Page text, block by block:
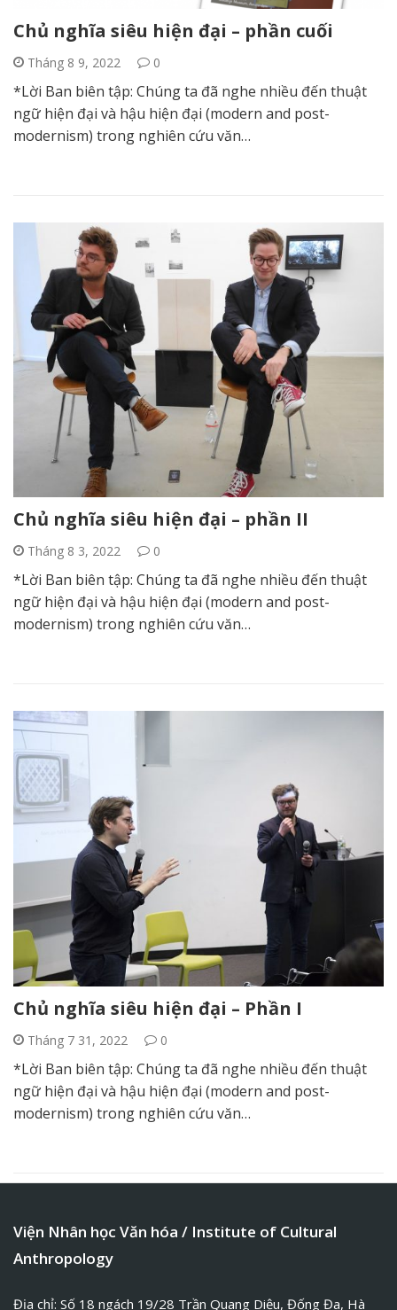
Chủ nghĩa siêu hiện đại – phần cuối
Tháng 8 9, 2022 0
*Lời Ban biên tập: Chúng ta đã nghe nhiều đến thuật
ngữ hiện đại và hậu hiện đại (modern and post-
modernism) trong nghiên cứu văn…
Chủ nghĩa siêu hiện đại – phần II
Tháng 8 3, 2022 0
*Lời Ban biên tập: Chúng ta đã nghe nhiều đến thuật
ngữ hiện đại và hậu hiện đại (modern and post-
modernism) trong nghiên cứu văn…
Chủ nghĩa siêu hiện đại – Phần I
Tháng 7 31, 2022 0
*Lời Ban biên tập: Chúng ta đã nghe nhiều đến thuật
ngữ hiện đại và hậu hiện đại (modern and post-
modernism) trong nghiên cứu văn…
Viện Nhân học Văn hóa / Institute of Cultural
Anthropology
Địa chỉ: Số 18 ngách 19/28 Trần Quang Diệu, Đống Đa, Hà